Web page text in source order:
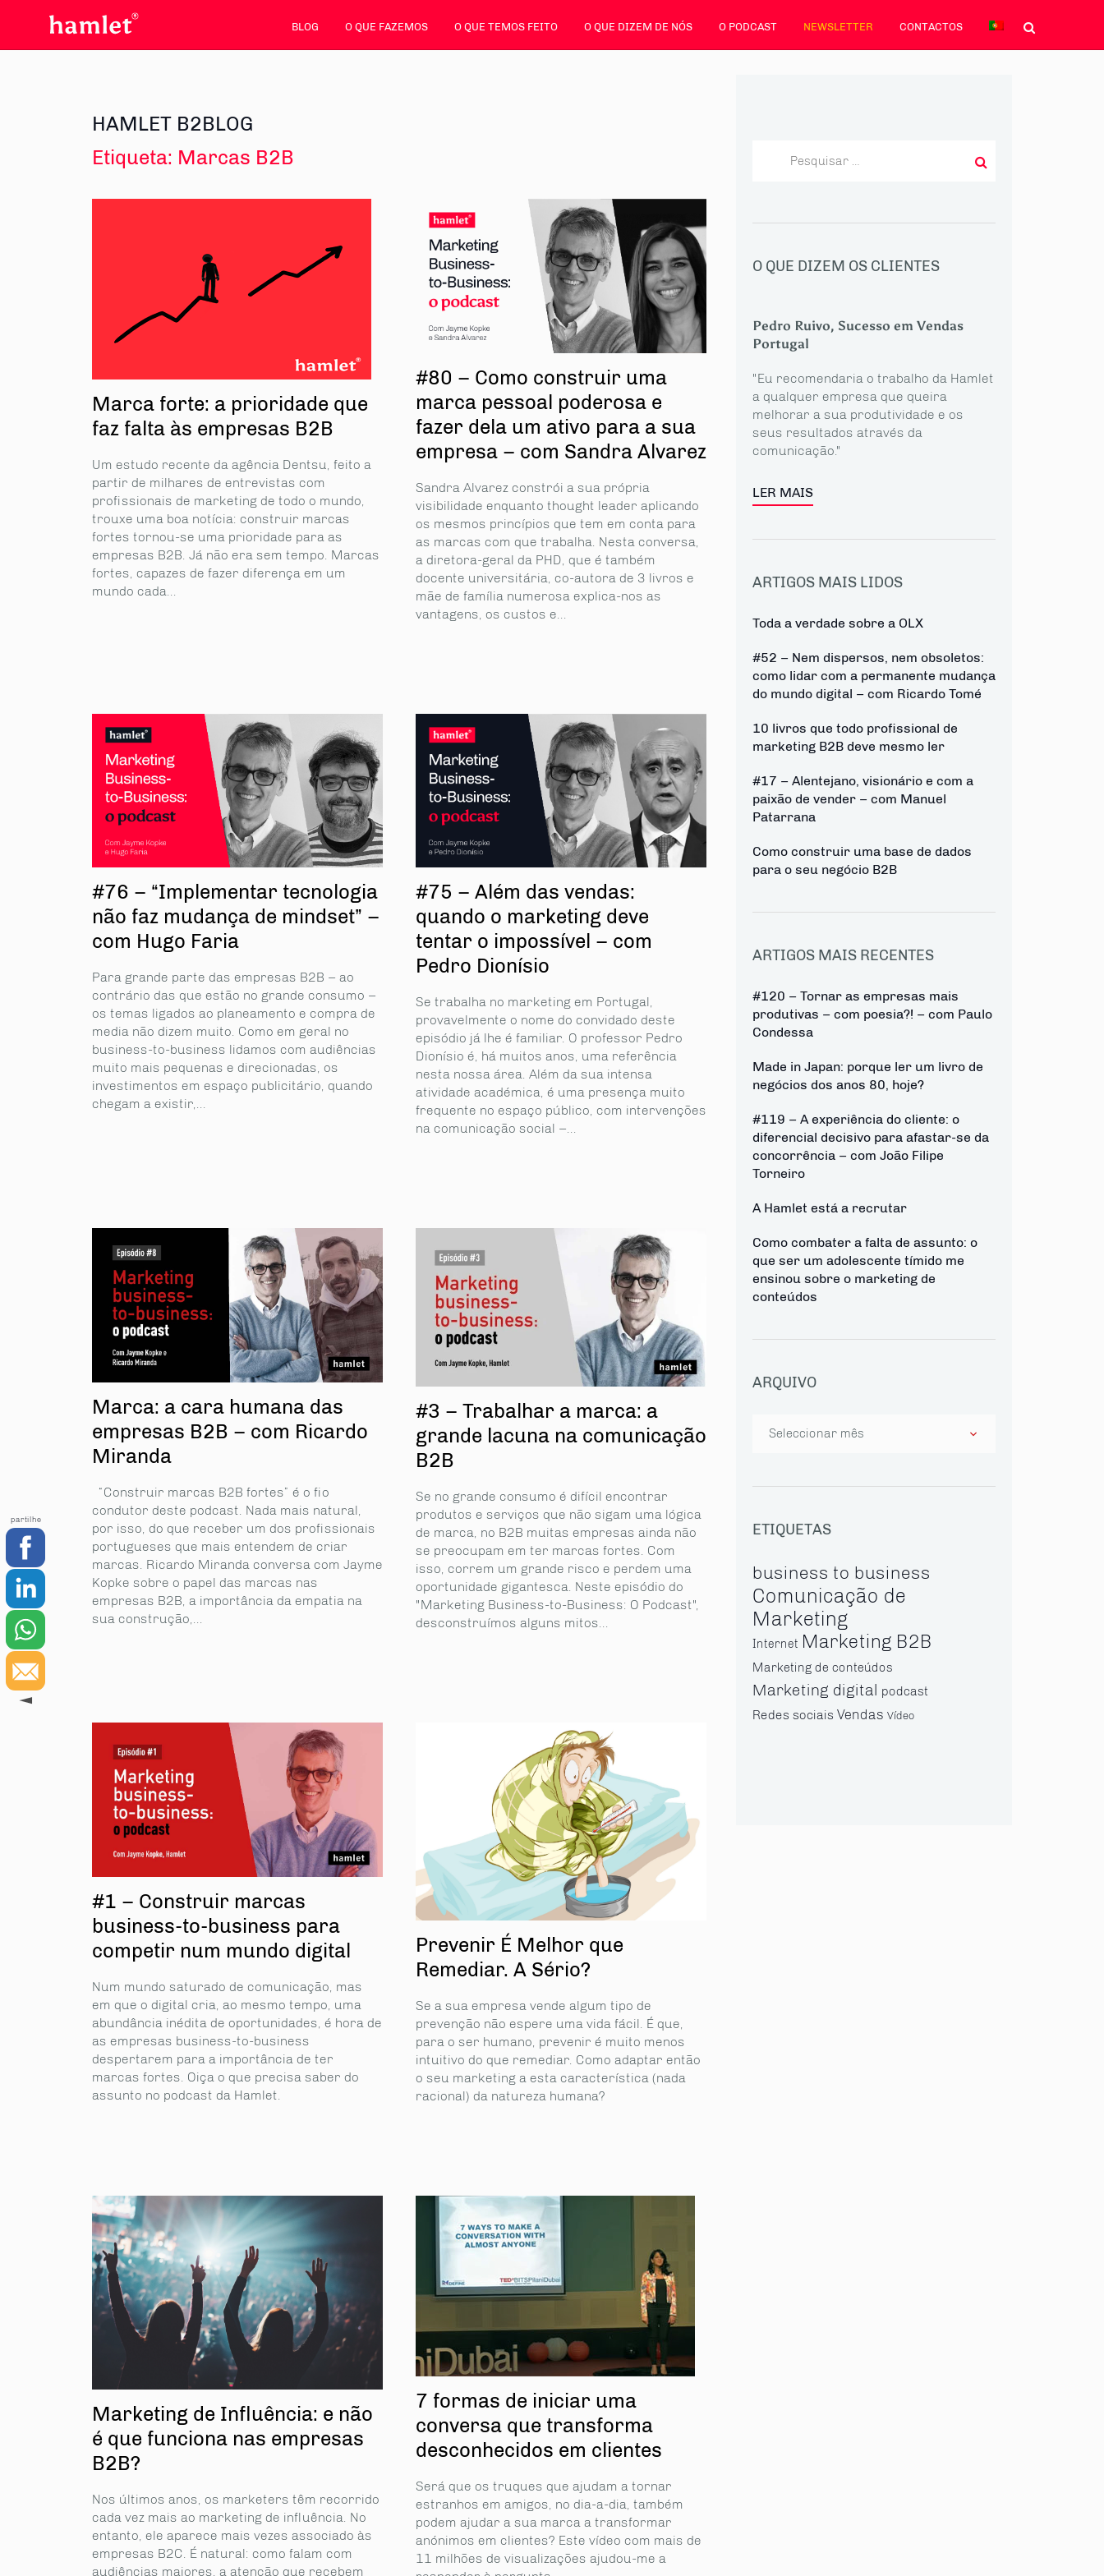
BLOG O QUE FAZEMOS O QUE TEMOS FEITO O QUE DIZEM DE NÓS O PODCAST NEWSLETTER CONTACTOS
HAMLET B2BLOG
Etiqueta: Marcas B2B
Marca forte: a prioridade que
faz falta às empresas B2B
Um estudo recente da agência Dentsu, feito a
partir de milhares de entrevistas com
profissionais de marketing de todo o mundo,
trouxe uma boa notícia: construir marcas
fortes tornou-se uma prioridade para as
empresas B2B. Já não era sem tempo. Marcas
fortes, capazes de fazer diferença em um
mundo cada...
#80 – Como construir uma
marca pessoal poderosa e
fazer dela um ativo para a sua
empresa – com Sandra Alvarez
Sandra Alvarez constrói a sua própria
visibilidade enquanto thought leader aplicando
os mesmos princípios que tem em conta para
as marcas com que trabalha. Nesta conversa,
a diretora-geral da PHD, que é também
docente universitária, co-autora de 3 livros e
mãe de família numerosa explica-nos as
vantagens, os custos e...
#76 – “Implementar tecnologia
não faz mudança de mindset” –
com Hugo Faria
Para grande parte das empresas B2B – ao
contrário das que estão no grande consumo –
os temas ligados ao planeamento e compra de
media não dizem muito. Como em geral no
business-to-business lidamos com audiências
muito mais pequenas e direcionadas, os
investimentos em espaço publicitário, quando
chegam a existir,...
#75 – Além das vendas:
quando o marketing deve
tentar o impossível – com
Pedro Dionísio
Se trabalha no marketing em Portugal,
provavelmente o nome do convidado deste
episódio já lhe é familiar. O professor Pedro
Dionísio é, há muitos anos, uma referência
nesta nossa área. Além da sua intensa
atividade académica, é uma presença muito
frequente no espaço público, com intervenções
na comunicação social –...
Marca: a cara humana das
empresas B2B – com Ricardo
Miranda
“Construir marcas B2B fortes” é o fio
condutor deste podcast. Nada mais natural,
por isso, do que receber um dos profissionais
portugueses que mais entendem de criar
marcas. Ricardo Miranda conversa com Jayme
Kopke sobre o papel das marcas nas
empresas B2B, a importância da empatia na
sua construção,...
#3 – Trabalhar a marca: a
grande lacuna na comunicação
B2B
Se no grande consumo é difícil encontrar
produtos e serviços que não sigam uma lógica
de marca, no B2B muitas empresas ainda não
se preocupam em ter marcas fortes. Com
isso, correm um grande risco e perdem uma
oportunidade gigantesca. Neste episódio do
"Marketing Business-to-Business: O Podcast",
desconstruímos alguns mitos...
#1 – Construir marcas
business-to-business para
competir num mundo digital
Num mundo saturado de comunicação, mas
em que o digital cria, ao mesmo tempo, uma
abundância inédita de oportunidades, é hora de
as empresas business-to-business
despertarem para a importância de ter
marcas fortes. Oiça o que precisa saber do
assunto no podcast da Hamlet.
Prevenir É Melhor que
Remediar. A Sério?
Se a sua empresa vende algum tipo de
prevenção não espere uma vida fácil. É que,
para o ser humano, prevenir é muito menos
intuitivo do que remediar. Como adaptar então
o seu marketing a esta característica (nada
racional) da natureza humana?
Marketing de Influência: e não
é que funciona nas empresas
B2B?
Nos últimos anos, os marketers têm recorrido
cada vez mais ao marketing de influência. No
entanto, ele aparece mais vezes associado às
empresas B2C. É natural: como falam com
audiências maiores, a atenção que recebem
7 formas de iniciar uma
conversa que transforma
desconhecidos em clientes
Será que os truques que ajudam a tornar
estranhos em amigos, no dia-a-dia, também
podem ajudar a sua marca a transformar
anónimos em clientes? Este vídeo com mais de
11 milhões de visualizações ajudou-me a
Navegação
de
artigos
mais
O QUE DIZEM OS CLIENTES
Pedro Ruivo, Sucesso em Vendas
Portugal
"Eu recomendaria o trabalho da Hamlet
a qualquer empresa que queira
melhorar a sua produtividade e os
seus resultados através da
comunicação."
LER MAIS
ARTIGOS MAIS LIDOS
Toda a verdade sobre a OLX
#52 – Nem dispersos, nem obsoletos:
como lidar com a permanente mudança
do mundo digital – com Ricardo Tomé
10 livros que todo profissional de
marketing B2B deve mesmo ler
#17 – Alentejano, visionário e com a
paixão de vender – com Manuel
Patarrana
Como construir uma base de dados
para o seu negócio B2B
ARTIGOS MAIS RECENTES
#120 – Tornar as empresas mais
produtivas – com poesia?! – com Paulo
Condessa
Made in Japan: porque ler um livro de
negócios dos anos 80, hoje?
#119 – A experiência do cliente: o
diferencial decisivo para afastar-se da
concorrência – com João Filipe
Torneiro
A Hamlet está a recrutar
Como combater a falta de assunto: o
que ser um adolescente tímido me
ensinou sobre o marketing de
conteúdos
ARQUIVO
ETIQUETAS
business to business
Comunicação de
Marketing
Internet Marketing B2B
Marketing de conteúdos
Marketing digital podcast
Redes sociais Vendas Vídeo
partilhe